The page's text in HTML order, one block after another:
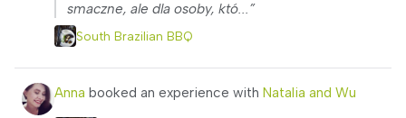
smaczne, ale dla osoby, któ...”
South Brazilian BBQ
Anna booked an experience with Natalia and Wu